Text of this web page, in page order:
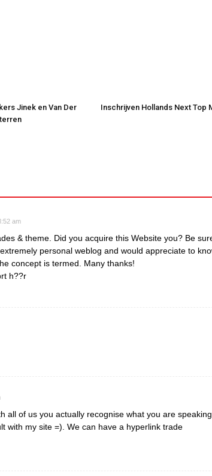
Jinek en Van Der
Inschrijven Hollands Next Top
am
& theme. Did you acquire this Website you? Be
personal weblog and would appreciate to
concept is termed. Many thanks!
h??r
all of us you actually recognise what you are speaking
with my site =). We can have a hyperlink trade